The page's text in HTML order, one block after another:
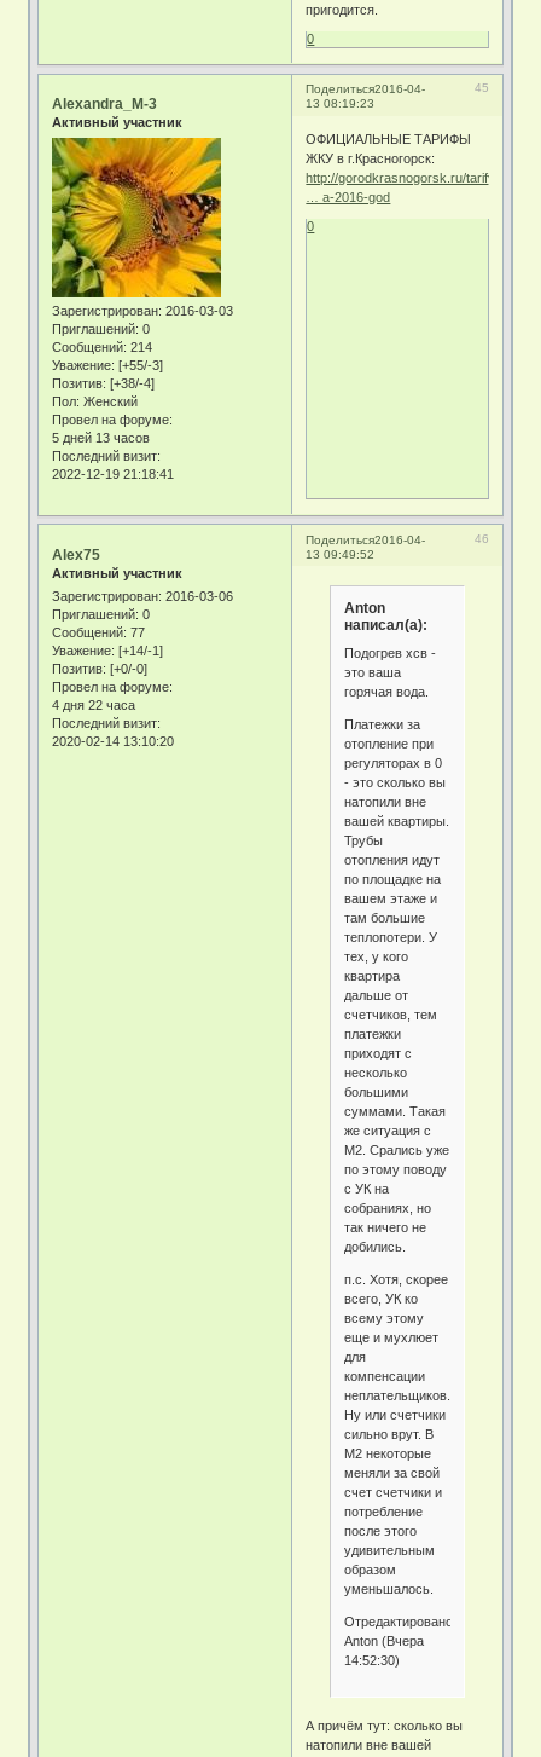
пригодится.
0
Поделиться 45
2016-04-
13 08:19:23
Alexandra_M-3
Активный участник
Зарегистрирован: 2016-03-03
Приглашений: 0
Сообщений: 214
Уважение: [+55/-3]
Позитив: [+38/-4]
Пол: Женский
Провел на форуме:
5 дней 13 часов
Последний визит:
2022-12-19 21:18:41
ОФИЦИАЛЬНЫЕ ТАРИФЫ
ЖКУ в г.Красногорск:
http://gorodkrasnogorsk.ru/tarify/tarif
… a-2016-god
0
Поделиться 46
2016-04-
13 09:49:52
Alex75
Активный участник
Зарегистрирован: 2016-03-06
Приглашений: 0
Сообщений: 77
Уважение: [+14/-1]
Позитив: [+0/-0]
Провел на форуме:
4 дня 22 часа
Последний визит:
2020-02-14 13:10:20
Anton
написал(а):
Подогрев хсв -
это ваша
горячая вода.
Платежки за
отопление при
регуляторах в 0
- это сколько вы
натопили вне
вашей квартиры.
Трубы
отопления идут
по площадке на
вашем этаже и
там большие
теплопотери. У
тех, у кого
квартира
дальше от
счетчиков, тем
платежки
приходят с
несколько
большими
суммами. Такая
же ситуация с
М2. Срались уже
по этому поводу
с УК на
собраниях, но
так ничего не
добились.
п.с. Хотя, скорее
всего, УК ко
всему этому
еще и мухлюет
для
компенсации
неплательщиков.
Ну или счетчики
сильно врут. В
М2 некоторые
меняли за свой
счет счетчики и
потребление
после этого
удивительным
образом
уменьшалось.
Отредактировано
Anton (Вчера
14:52:30)
А причём тут: сколько вы
натопили вне вашей